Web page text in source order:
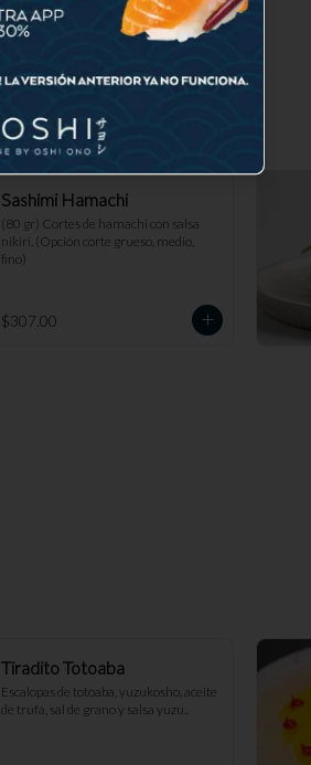
Sashimi Hamachi
(80 gr) Cortes de hamachi con salsa
nikiri. (Opción corte grueso, medio,
fino)
$307.00
Tiradito Totoaba
Escalopas de totoaba, yuzukosho, aceite
de trufa, sal de grano y salsa yuzu..